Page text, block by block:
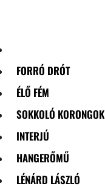
FORRÓ DRÓT
ÉLŐ FÉM
SOKKOLÓ KORONGOK
INTERJÚ
HANGERŐMŰ
LÉNÁRD LÁSZLÓ